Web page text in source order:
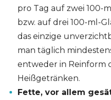
pro Tag auf zwei 100-
bzw. auf drei 100-ml-
das einzige
man täglich
entweder in Reinform
Heißgetränken.
Fette, vor allem